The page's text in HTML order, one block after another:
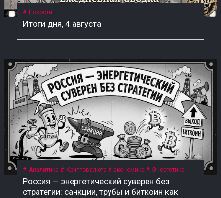
Новости
Итоги дня, 4 августа
Аналитика Криптовалюта экономика Энергетика
Россия — энергетический суверен без
стратегии: санкции, трубы и биткоин как